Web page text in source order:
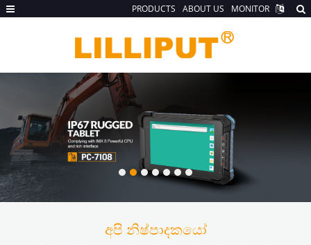
අපි නිෂ්පාදකයෝ
PRODUCTS ABOUT US MONITOR